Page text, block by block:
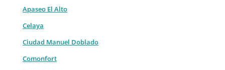
Apaseo El Alto
Celaya
Ciudad Manuel Doblado
Comonfort